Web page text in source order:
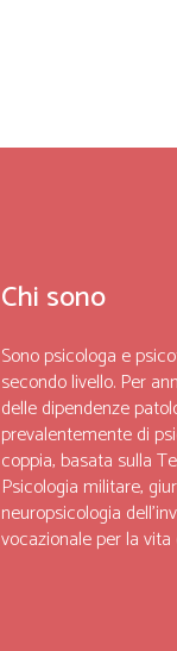
Chi sono
Sono psicologa e
secondo livello. Per
delle dipendenze
prevalentemente di
coppia, basata sulla
Psicologia militare,
neuropsicologia
vocazionale per la